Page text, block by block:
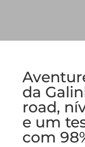
da
road,
e um
com